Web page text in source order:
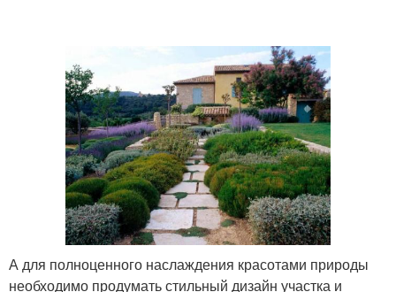
А для полноценного наслаждения красотами природы
необходимо продумать стильный дизайн участка и